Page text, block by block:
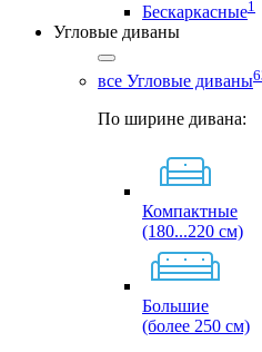
Бескаркасные1
Угловые диваны
все Угловые диваны
По ширине дивана:
Компактные
(180...220 см)
Большие
(более 250 см)